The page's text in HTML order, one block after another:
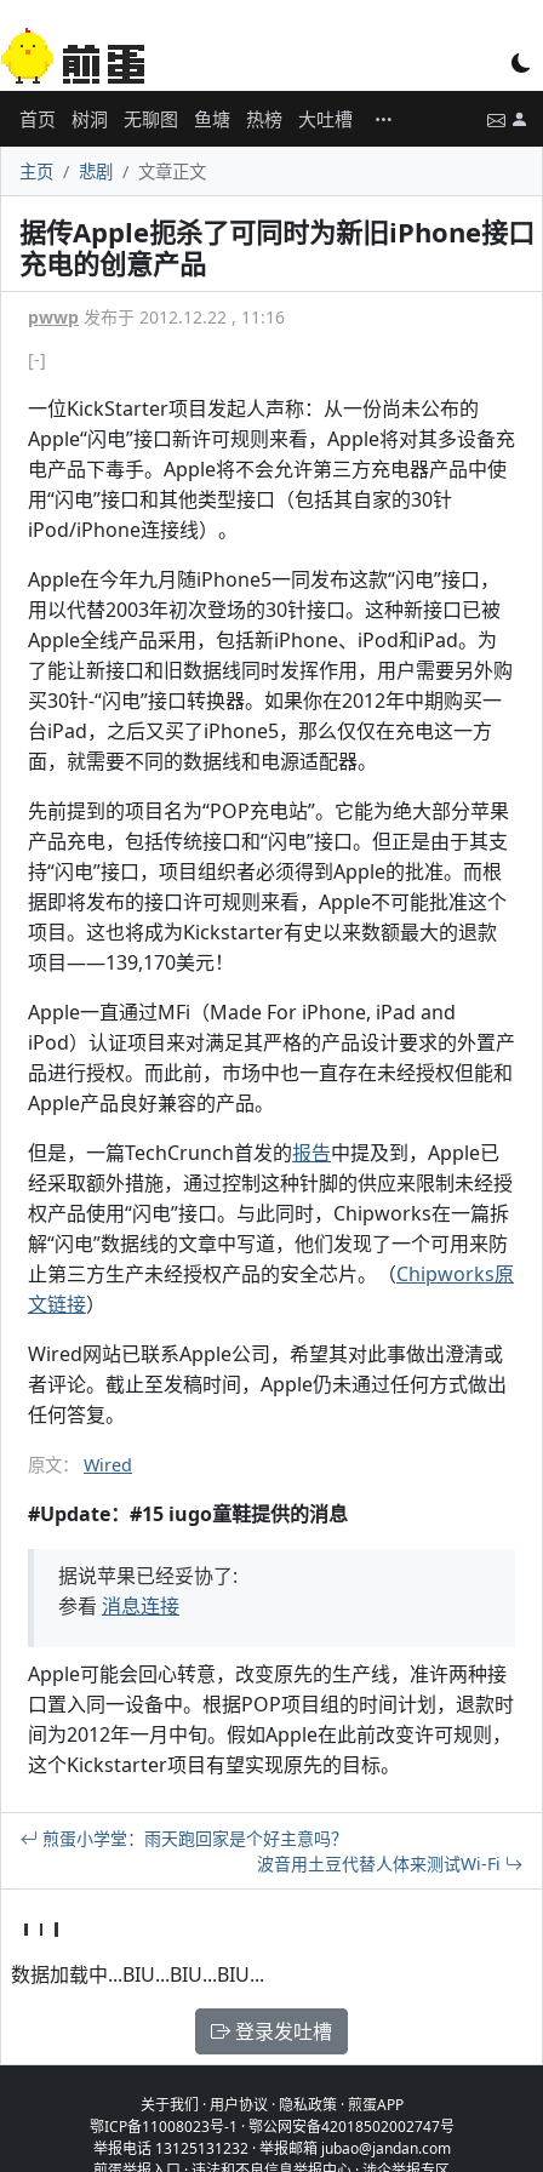
首页 树洞 无聊图 鱼塘 热榜 大吐槽
主页 悲剧 文章正文
据传Apple扼杀了可同时为新旧iPhone接口
充电的创意产品
pwwp 发布于 2012.12.22 , 11:16
[-]
一位KickStarter项目发起人声称：从一份尚未公布的
Apple“闪电”接口新许可规则来看，Apple将对其多设备充
电产品下毒手。Apple将不会允许第三方充电器产品中使
用“闪电”接口和其他类型接口（包括其自家的30针
iPod/iPhone连接线）。
Apple在今年九月随iPhone5一同发布这款“闪电”接口，
用以代替2003年初次登场的30针接口。这种新接口已被
Apple全线产品采用，包括新iPhone、iPod和iPad。为
了能让新接口和旧数据线同时发挥作用，用户需要另外购
买30针-“闪电”接口转换器。如果你在2012年中期购买一
台iPad，之后又买了iPhone5，那么仅仅在充电这一方
面，就需要不同的数据线和电源适配器。
先前提到的项目名为“POP充电站”。它能为绝大部分苹果
产品充电，包括传统接口和“闪电”接口。但正是由于其支
持“闪电”接口，项目组织者必须得到Apple的批准。而根
据即将发布的接口许可规则来看，Apple不可能批准这个
项目。这也将成为Kickstarter有史以来数额最大的退款
项目——139,170美元！
Apple一直通过MFi（Made For iPhone, iPad and
iPod）认证项目来对满足其严格的产品设计要求的外置产
品进行授权。而此前，市场中也一直存在未经授权但能和
Apple产品良好兼容的产品。
但是，一篇TechCrunch首发的报告中提及到，Apple已
经采取额外措施，通过控制这种针脚的供应来限制未经授
权产品使用“闪电”接口。与此同时，Chipworks在一篇拆
解“闪电”数据线的文章中写道，他们发现了一个可用来防
止第三方生产未经授权产品的安全芯片。（Chipworks原
文链接）
Wired网站已联系Apple公司，希望其对此事做出澄清或
者评论。截止至发稿时间，Apple仍未通过任何方式做出
任何答复。
原文： Wired
#Update：#15 iugo童鞋提供的消息
据说苹果已经妥协了:
参看 消息连接
Apple可能会回心转意，改变原先的生产线，准许两种接
口置入同一设备中。根据POP项目组的时间计划，退款时
间为2012年一月中旬。假如Apple在此前改变许可规则，
这个Kickstarter项目有望实现原先的目标。
煎蛋小学堂：雨天跑回家是个好主意吗？
波音用土豆代替人体来测试Wi-Fi
数据加载中...BIU...BIU...BIU...
登录发吐槽
关于我们 ·用户协议 · 隐私政策·煎蛋APP
鄂ICP备11008023号-1 ·鄂公网安备42018502002747号
举报电话 13125131232 · 举报邮箱 jubao@jandan.com